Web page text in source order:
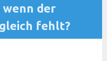
wenn der
fehlt?